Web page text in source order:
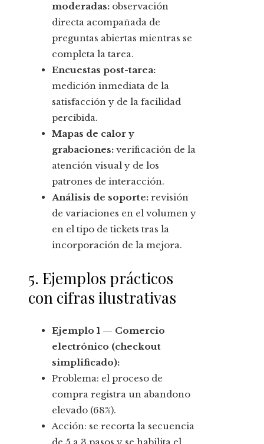
moderadas: observación
directa acompañada de
preguntas abiertas mientras se
completa la tarea.
Encuestas post-tarea:
medición inmediata de la
satisfacción y de la facilidad
percibida.
Mapas de calor y
grabaciones: verificación de la
atención visual y de los
patrones de interacción.
Análisis de soporte: revisión
de variaciones en el volumen y
en el tipo de tickets tras la
incorporación de la mejora.
5. Ejemplos prácticos
con cifras ilustrativas
Ejemplo 1 — Comercio
electrónico (checkout
simplificado):
Problema: el proceso de
compra registra un abandono
elevado (68%).
Acción: se recorta la secuencia